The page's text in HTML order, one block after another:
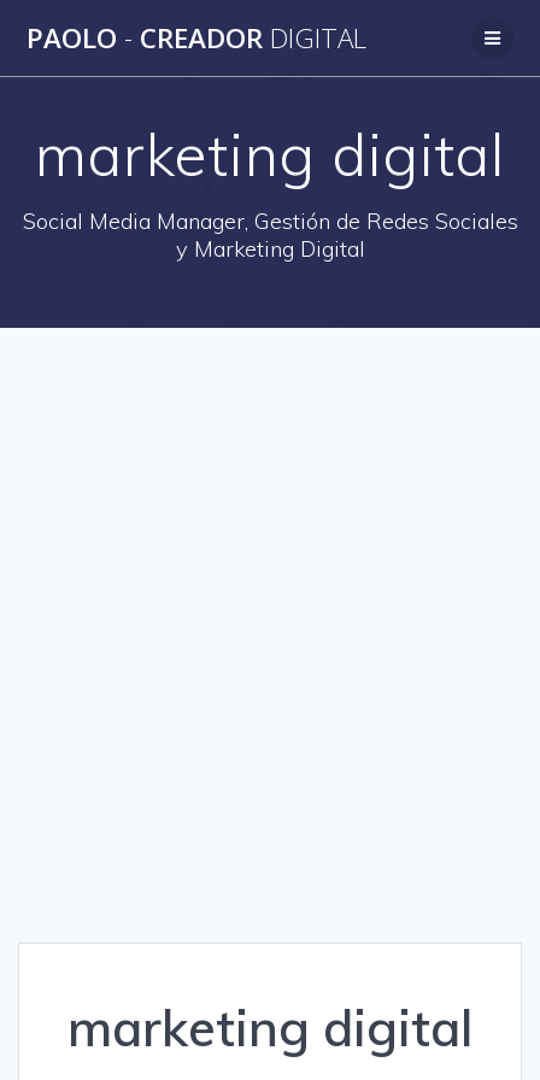
al
PAOLO - CREADOR DIGITAL
marketing digital
Social Media Manager, Gestión de Redes Sociales
y Marketing Digital
marketing digital